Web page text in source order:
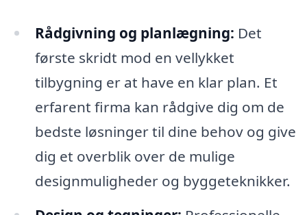
Rådgivning og planlægning: Det
første skridt mod en vellykket
tilbygning er at have en klar plan. Et
erfarent firma kan rådgive dig om de
bedste løsninger til dine behov og give
dig et overblik over de mulige
designmuligheder og byggeteknikker.